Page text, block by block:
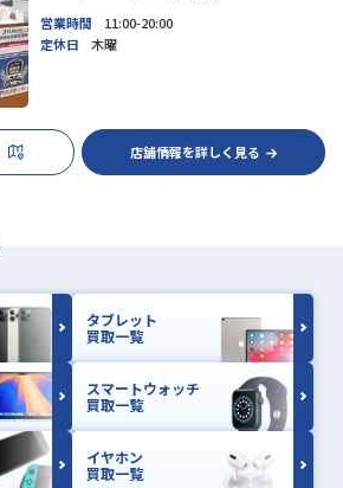
営業時間
11:00-20:00
定休日
木曜
店舗情報を詳しく見る
タブレット
買取一覧
スマートウォッチ
買取一覧
イヤホン
買取一覧